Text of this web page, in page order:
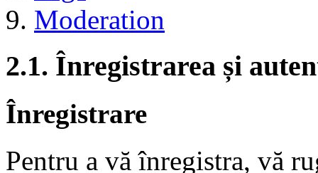
Moderation
2.1. Înregistrarea și
Înregistrare
Pentru a vă înregistra, vă